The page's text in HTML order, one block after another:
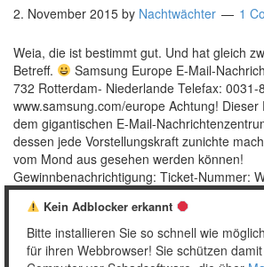
2. November 2015 by Nachtwächter 1
Weia, die ist bestimmt gut. Und hat gleich
Betreff.
Samsung Europe E-Mail-
732 Rotterdam- Niederlande Telefax: 0031-
www.samsung.com/europe Achtung!
dem gigantischen E-Mail-
dessen jede Vorstellungskraft zunichte
vom Mond aus gesehen werden können!
Gewinnbenachrichtigung: Ticket-Nummer:
Beste daran: …[Read more…]
Posted in:419,Mail Tagged:europe.com,
Samsung
Kein Adblocker erkannt
Bitte installieren Sie so schnell wie
für ihren Webbrowser! Sie schützen